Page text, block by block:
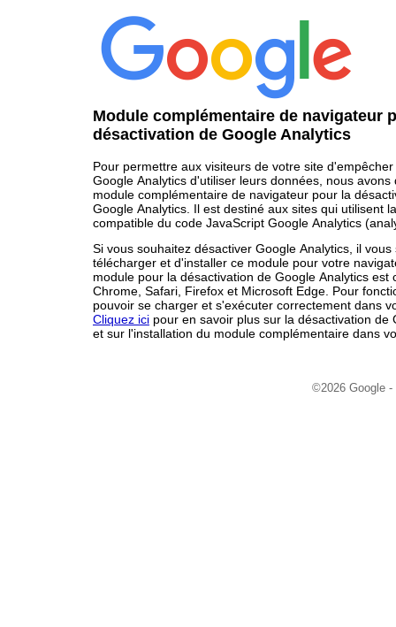
Module complémentaire de navigateur
désactivation de Google Analytics
Pour permettre aux visiteurs de votre site d'empêcher
Google Analytics d'utiliser leurs données, nous avons
module complémentaire de navigateur pour la
Google Analytics. Il est destiné aux sites qui utilisent
compatible du code JavaScript Google Analytics
Si vous souhaitez désactiver Google Analytics, il vous
télécharger et d'installer ce module pour votre
module pour la désactivation de Google Analytics est
Chrome, Safari, Firefox et Microsoft Edge. Pour
pouvoir se charger et s'exécuter correctement dans
Cliquez ici pour en savoir plus sur la désactivation de
et sur l'installation du module complémentaire dans
©2026 Google -